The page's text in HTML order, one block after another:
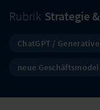
Rubrik Strategie
ChatGPT /
neue